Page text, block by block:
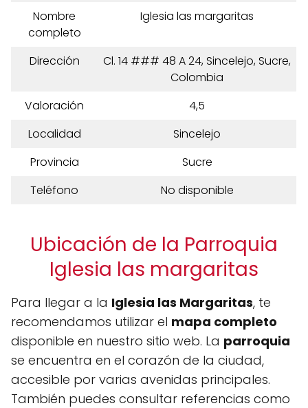
Nombre
completo
Iglesia las margaritas
Dirección
Cl. 14 ### 48 A 24, Sincelejo, Sucre,
Colombia
Valoración
4,5
Localidad
Sincelejo
Provincia
Sucre
Teléfono
No disponible
Ubicación de la Parroquia
Iglesia las margaritas
Para llegar a la Iglesia las Margaritas, te
recomendamos utilizar el mapa completo
disponible en nuestro sitio web. La parroquia
se encuentra en el corazón de la ciudad,
accesible por varias avenidas principales.
También puedes consultar referencias como